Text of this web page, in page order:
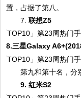
置，占据了第八。
7. 联想Z5
8.三星Galaxy
第九和第十名，分
9. 红米S2